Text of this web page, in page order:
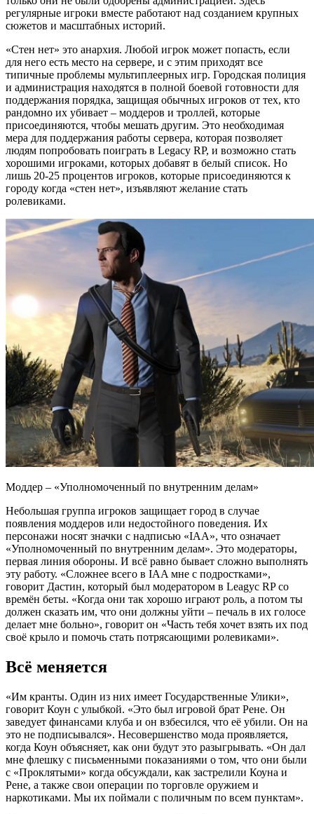
регулярные игроки вместе работают над созданием крупных
сюжетов и масштабных историй.
«Стен нет» это анархия. Любой игрок может попасть, если
для него есть место на сервере, и с этим приходят все
типичные проблемы мультиплеерных игр. Городская полиция
и администрация находятся в полной боевой готовности для
поддержания порядка, защищая обычных игроков от тех, кто
рандомно их убивает – моддеров и троллей, которые
присоединяются, чтобы мешать другим. Это необходимая
мера для поддержания работы сервера, которая позволяет
людям попробовать поиграть в Legacy RP, и возможно стать
хорошими игроками, которых добавят в белый список. Но
лишь 20-25 процентов игроков, которые присоединяются к
городу когда «стен нет», изъявляют желание стать
ролевиками.
Моддер – «Уполномоченный по внутренним делам»
Небольшая группа игроков защищает город в случае
появления моддеров или недостойного поведения. Их
персонажи носят значки с надписью «IAA», что означает
«Уполномоченный по внутренним делам». Это модераторы,
первая линия обороны. И всё равно бывает сложно выполнять
эту работу. «Сложнее всего в IAA мне с подростками»,
говорит Дастин, который был модератором в Leagyc RP со
времён беты. «Когда они так хорошо играют роль, а потом ты
должен сказать им, что они должны уйти – печаль в их голосе
делает мне больно», говорит он «Часть тебя хочет взять их под
своё крыло и помочь стать потрясающими ролевиками».
Всё меняется
«Им кранты. Один из них имеет Государственные Улики»,
говорит Коун с улыбкой. «Это был игровой брат Рене. Он
заведует финансами клуба и он взбесился, что её убили. Он на
это не подписывался». Несовершенство мода проявляется,
когда Коун объясняет, как они будут это разыгрывать. «Он дал
мне флешку с письменными показаниями о том, что они были
с «Проклятыми» когда обсуждали, как застрелили Коуна и
Рене, а также свои операции по торговле оружием и
наркотиками. Мы их поймали с поличным по всем пунктам».